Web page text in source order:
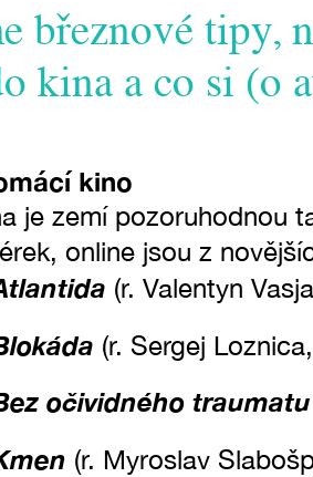
březnové tipy,
kina a co si (o
kino
je zemí pozoruhodnou
online jsou z
(r. Valentyn
(r. Sergej
očividného traumatu
(r. Myroslav